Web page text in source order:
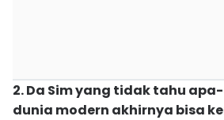
2. Da Sim yang tidak tahu
dunia modern akhirnya bisa